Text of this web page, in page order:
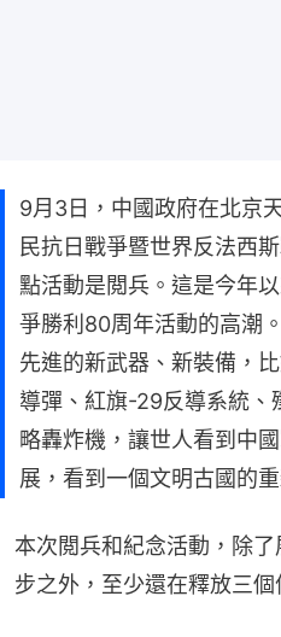
9月3日，中國政府在北京
民抗日戰爭暨世界反法西
點活動是閲兵。這是今年
爭勝利80周年活動的高潮
先進的新武器、新裝備，
導彈、紅旗-29反導系統
略轟炸機，讓世人看到中
展，看到一個文明古國的重
本次閲兵和紀念活動，除
步之外，至少還在釋放三個